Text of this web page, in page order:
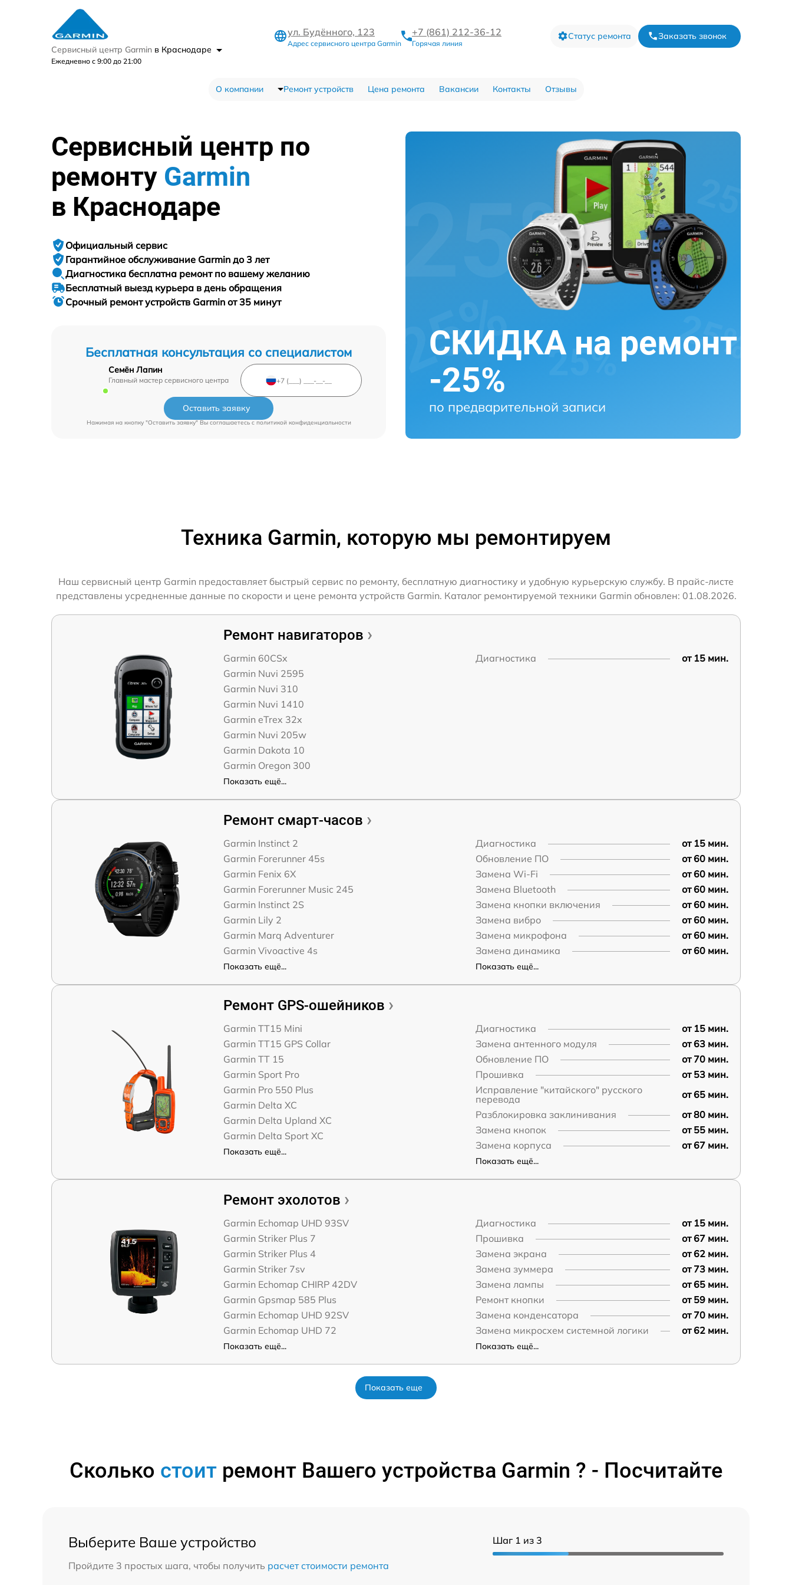
Сервисный центр Garmin в Краснодаре
Ежедневно с 9:00 до 21:00
ул. Будённого, 123
Адрес сервисного центра Garmin
+7 (861) 212-36-12
Горячая линия
Статус ремонта Заказать звонок
О компании Ремонт устройств Цена ремонта Вакансии Контакты Отзывы
Сервисный центр по
ремонту Garmin
в Краснодаре
Бесплатная консультация со специалистом
Семён Лапин
Главный мастер сервисного центра
Оставить заявку
Нажимая на кнопку "Оставить заявку" Вы соглашаетесь cполитикой конфиденциальности
Официальный сервис
Гарантийное обслуживание Garmin до 3 лет
Диагностика бесплатна ремонт по вашему желанию
Бесплатный выезд курьера в день обращения
Срочный ремонтустройств Garmin от 35 минут
СКИДКА на ремонт
-25%
по предварительной записи
Техника Garmin, которую мы ремонтируем
Наш сервисный центр Garmin предоставляет быстрый сервис по ремонту, бесплатную диагностику и удобную курьерскую службу. В прайс-листе
представлены усредненные данные по скорости и цене ремонта устройств Garmin. Каталог ремонтируемой техники Garmin обновлен: 01.08.2026.
Ремонт навигаторов
Garmin 60CSx
Garmin Nuvi 2595
Garmin Nuvi 310
Garmin Nuvi 1410
Garmin eTrex 32x
Garmin Nuvi 205w
Garmin Dakota 10
Garmin Oregon 300
Показать ещё...
Диагностика от 15 мин.
Ремонт смарт-часов
Garmin Instinct 2
Garmin Forerunner 45s
Garmin Fenix 6X
Garmin Forerunner Music 245
Garmin Instinct 2S
Garmin Lily 2
Garmin Marq Adventurer
Garmin Vivoactive 4s
Показать ещё...
Диагностика
от 15 мин.
Обновление ПО
от 60 мин.
Замена Wi-Fi
от 60 мин.
Замена Bluetooth
от 60 мин.
Замена кнопки включения
от 60 мин.
Замена вибро
от 60 мин.
Замена микрофона
от 60 мин.
Замена динамика
от 60 мин.
Показать ещё...
Ремонт GPS-ошейников
Garmin TT15 Mini
Garmin TT15 GPS Collar
Garmin TT 15
Garmin Sport Pro
Garmin Pro 550 Plus
Garmin Delta XC
Garmin Delta Upland XC
Garmin Delta Sport XC
Показать ещё...
Диагностика
от 15 мин.
Замена антенного модуля
от 63 мин.
Обновление ПО
от 70 мин.
Прошивка
от 53 мин.
Исправление "китайского" русского
перевода
от 65 мин.
Разблокировка заклинивания
от 80 мин.
Замена кнопок
от 55 мин.
Замена корпуса
от 67 мин.
Показать ещё...
Ремонт эхолотов
Garmin Echomap UHD 93SV
Garmin Striker Plus 7
Garmin Striker Plus 4
Garmin Striker 7sv
Garmin Echomap CHIRP 42DV
Garmin Gpsmap 585 Plus
Garmin Echomap UHD 92SV
Garmin Echomap UHD 72
Показать ещё...
Диагностика
от 15 мин.
Прошивка
от 67 мин.
Замена экрана
от 62 мин.
Замена зуммера
от 73 мин.
Замена лампы
от 65 мин.
Ремонт кнопки
от 59 мин.
Замена конденсатора
от 70 мин.
Замена микросхем системной логики
от 62 мин.
Показать ещё...
Показать еще
Сколько стоит ремонт Вашего устройства Garmin ? - Посчитайте
Шаг 1 из 3
Выберите Ваше устройство
Пройдите 3 простых шага, чтобы получить расчет стоимости ремонта